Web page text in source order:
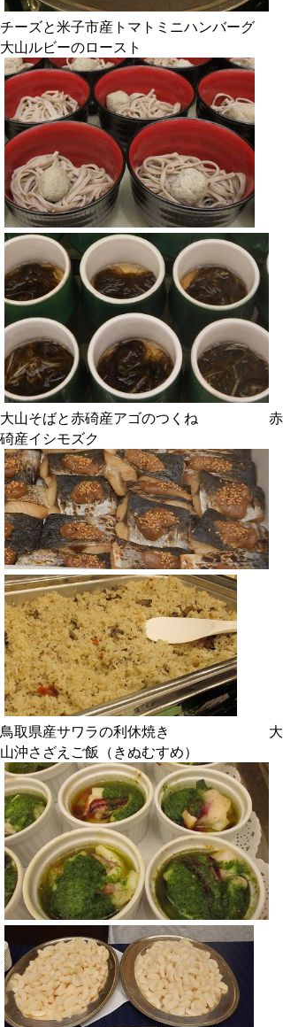
チーズと米子市産トマトミニハンバーグ
大山ルビーのロースト
大山そばと赤碕産アゴのつくね 赤
碕産イシモズク
鳥取県産サワラの利休焼き 大
山沖さざえご飯（きぬむすめ）